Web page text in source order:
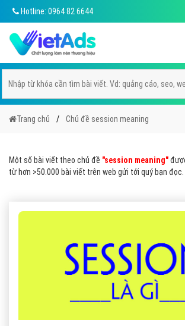
Hotline: 0964 82 6644
Trang chủ Chủ đề session meaning
Một số bài viết theo chủ đề "session meaning"
từ hơn >50.000 bài viết trên web gửi tới quý bạn đọc.